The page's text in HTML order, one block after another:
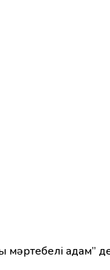
мәртебелі адам”